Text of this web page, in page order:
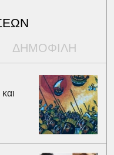
ΔΗΜΟΦΙΛΗ